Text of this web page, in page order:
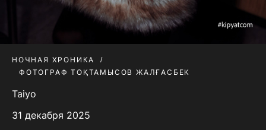
НОЧНАЯ ХРОНИКА
ФОТОГРАФ ТОҚТАМЫСОВ ЖАЛҒАСБЕК
Taiyo
31 декабря 2025